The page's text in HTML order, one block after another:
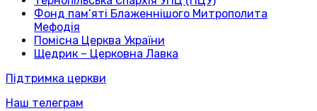
Фонд пам’яті Блаженнішого Митрополита
Мефодія
Помісна Церква України
Щедрик – Церковна Лавка
Підтримка церкви
Наш телеграм